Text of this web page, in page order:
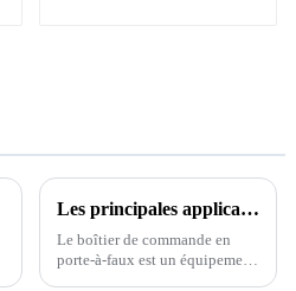
Les principales applications et caractéristiques des boîtiers de commande en porte-à-faux
Le boîtier de commande en
porte-à-faux est un équipement